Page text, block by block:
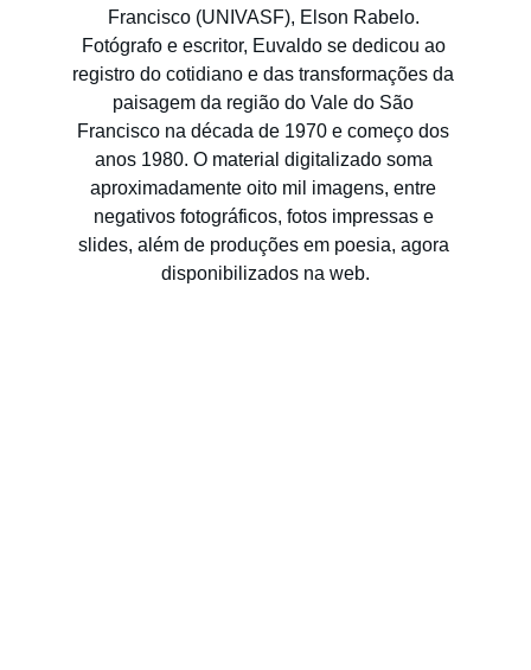
Francisco (UNIVASF), Elson Rabelo.
Fotógrafo e escritor, Euvaldo se dedicou ao
registro do cotidiano e das transformações da
paisagem da região do Vale do São
Francisco na década de 1970 e começo dos
anos 1980. O material digitalizado soma
aproximadamente oito mil imagens, entre
negativos fotográficos, fotos impressas e
slides, além de produções em poesia, agora
disponibilizados na web.